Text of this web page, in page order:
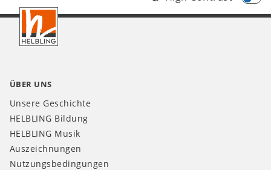
DE
ÜBER UNS
Unsere Geschichte
HELBLING Bildung
HELBLING Musik
Auszeichnungen
Nutzungsbedingungen